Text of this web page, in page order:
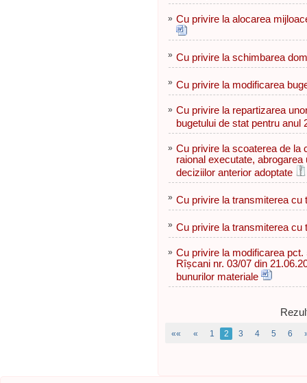
» Сu privire la alocarea
» Cu privire la schimbarea
» Cu privire la modificarea
» Cu privire la repartizarea
bugetului de stat pentru anul
» Cu privire la scoaterea de la
raional executate,
deciziilor anterior adoptate
» Cu privire la transmiterea cu
» Cu privire la transmiterea cu
» Cu privire la modificarea
Rîșcani nr. 03/07 din
bunurilor materiale
«« « 1 2 3 4 5 6